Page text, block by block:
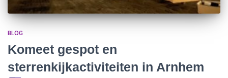
BLOG
Komeet gespot en
sterrenkijkactiviteiten in Arnhem